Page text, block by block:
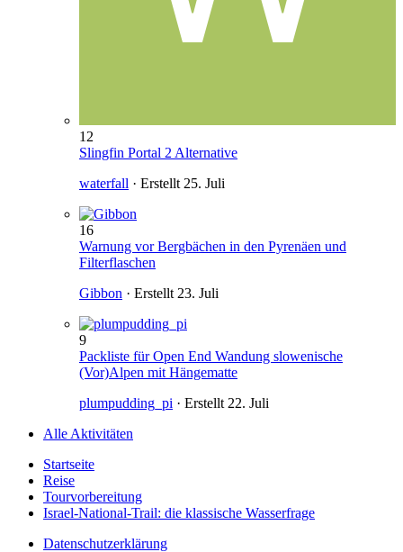
12
Slingfin Portal 2 Alternative
waterfall · Erstellt 25. Juli
16
Warnung vor Bergbächen in den Pyrenäen und
Filterflaschen
Gibbon · Erstellt 23. Juli
9
Packliste für Open End Wandung slowenische
(Vor)Alpen mit Hängematte
plumpudding_pi · Erstellt 22. Juli
Alle Aktivitäten
Startseite
Reise
Tourvorbereitung
Israel-National-Trail: die klassische Wasserfrage
Datenschutzerklärung